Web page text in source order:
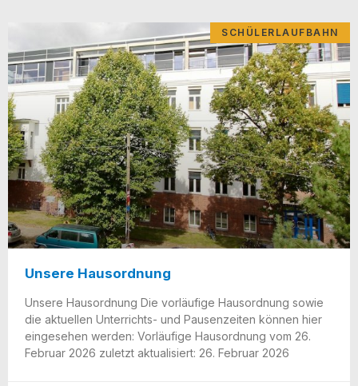
SCHÜLERLAUFBAHN
Unsere Hausordnung
Unse­re Haus­ord­nung Die vor­läu­fi­ge Haus­ord­nung sowie
die aktu­el­len Unter­richts- und Pau­sen­zei­ten kön­nen hier
ein­ge­se­hen wer­den: Vor­läu­fi­ge Haus­ord­nung vom 26.
Febru­ar 2026 zuletzt aktua­li­siert: 26. Febru­ar 2026